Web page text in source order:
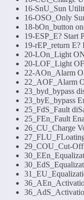
16-SnU_Sun
16-OSO_Only
18-bOn_button
19-ESP_Е? Start
19-rEP_return E?
20-LOn_Light
20-LOF_Light
22-AOn_Alarm
22_AOF_Alarm
23_byd_bypass
23_byЕ_bypass
25_FdS_Fault
25_FEn_Fault
26_CU_Charge
29_COU_Cut-